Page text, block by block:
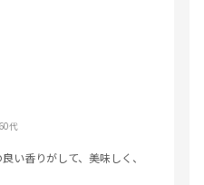
60代
い香りがして、美味しく、